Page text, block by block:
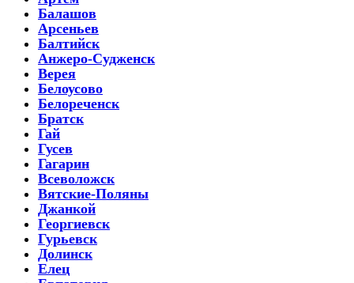
Балашов
Арсеньев
Балтийск
Анжеро-Судженск
Верея
Белоусово
Белореченск
Братск
Гай
Гусев
Гагарин
Всеволожск
Вятские-Поляны
Джанкой
Георгиевск
Гурьевск
Долинск
Елец